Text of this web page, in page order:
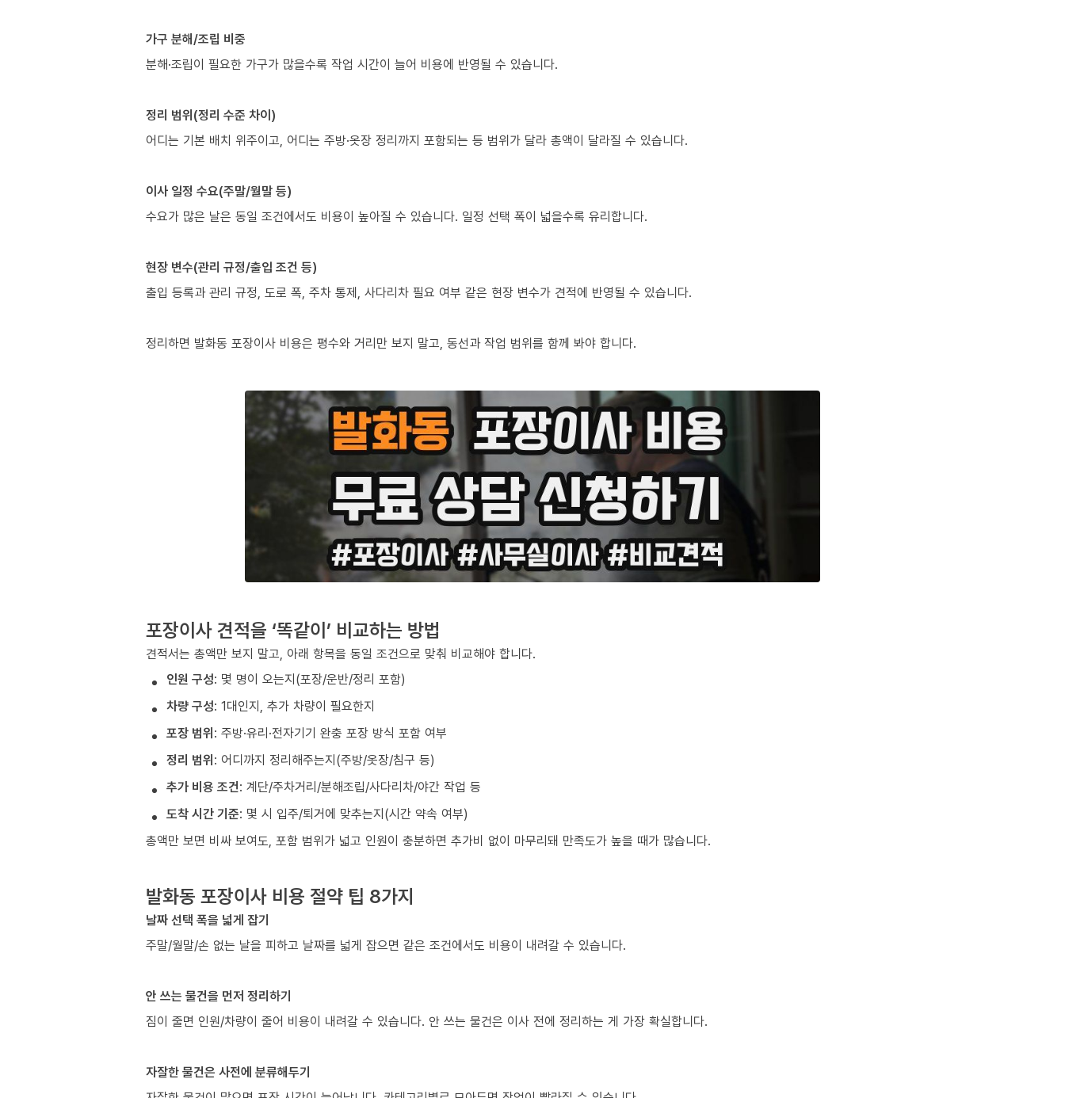
가구 분해/조립 비중
분해·조립이 필요한 가구가 많을수록 작업 시간이 늘어 비용에 반영될 수 있습니다.
정리 범위(정리 수준 차이)
어디는 기본 배치 위주이고, 어디는 주방·옷장 정리까지 포함되는 등 범위가 달라 총액이 달라질 수 있습니다.
이사 일정 수요(주말/월말 등)
수요가 많은 날은 동일 조건에서도 비용이 높아질 수 있습니다. 일정 선택 폭이 넓을수록 유리합니다.
현장 변수(관리 규정/출입 조건 등)
출입 등록과 관리 규정, 도로 폭, 주차 통제, 사다리차 필요 여부 같은 현장 변수가 견적에 반영될 수 있습니다.
정리하면 발화동 포장이사 비용은 평수와 거리만 보지 말고, 동선과 작업 범위를 함께 봐야 합니다.
포장이사 견적을 ‘똑같이’ 비교하는 방법
견적서는 총액만 보지 말고, 아래 항목을 동일 조건으로 맞춰 비교해야 합니다.
인원 구성: 몇 명이 오는지(포장/운반/정리 포함)
차량 구성: 1대인지, 추가 차량이 필요한지
포장 범위: 주방·유리·전자기기 완충 포장 방식 포함 여부
정리 범위: 어디까지 정리해주는지(주방/옷장/침구 등)
추가 비용 조건: 계단/주차거리/분해조립/사다리차/야간 작업 등
도착 시간 기준: 몇 시 입주/퇴거에 맞추는지(시간 약속 여부)
총액만 보면 비싸 보여도, 포함 범위가 넓고 인원이 충분하면 추가비 없이 마무리돼 만족도가 높을 때가 많습니다.
발화동 포장이사 비용 절약 팁 8가지
날짜 선택 폭을 넓게 잡기
주말/월말/손 없는 날을 피하고 날짜를 넓게 잡으면 같은 조건에서도 비용이 내려갈 수 있습니다.
안 쓰는 물건을 먼저 정리하기
짐이 줄면 인원/차량이 줄어 비용이 내려갈 수 있습니다. 안 쓰는 물건은 이사 전에 정리하는 게 가장 확실합니다.
자잘한 물건은 사전에 분류해두기